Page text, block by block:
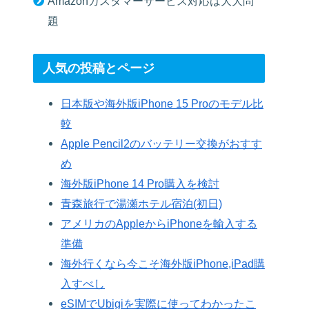
題
人気の投稿とページ
日本版や海外版iPhone 15 Proのモデル比
較
Apple Pencil2のバッテリー交換がおすす
め
海外版iPhone 14 Pro購入を検討
青森旅行で湯瀬ホテル宿泊(初日)
アメリカのAppleからiPhoneを輸入する
準備
海外行くなら今こそ海外版iPhone,iPad購
入すべし
eSIMでUbigiを実際に使ってわかったこ